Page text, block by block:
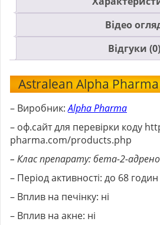
Відео
Відгуки (0)
Astralean Alpha
– Виробник:Alpha Pharma
– оф.сайт для перевірки коду
pharma.com/products.php
– Клас препарату: бета-2-
– Період активності: до 68 годин
– Вплив на печінку: ні
– Вплив на акне: ні